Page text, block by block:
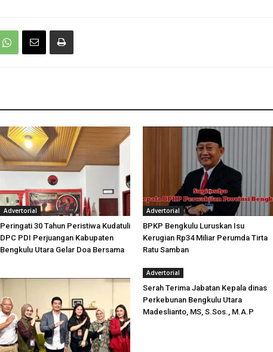
Advertorial
Peringati 30 Tahun Peristiwa Kudatuli
DPC PDI Perjuangan Kabupaten
Bengkulu Utara Gelar Doa Bersama
Advertorial
BPKP Bengkulu Luruskan Isu
Kerugian Rp34 Miliar Perumda Tirta
Ratu Samban
Advertorial
Serah Terima Jabatan Kepala dinas
Perkebunan Bengkulu Utara
Madeslianto, MS, S.Sos., M.A.P